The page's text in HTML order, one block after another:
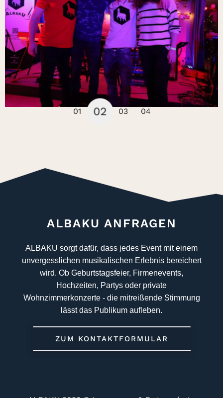
ALBAKU ANFRAGEN
ALBAKU sorgt dafür, dass jedes Event mit einem
unvergesslichen musikalischen Erlebnis bereichert
wird. Ob Geburtstagsfeier, Firmenevents,
Hochzeiten, Partys oder private
Wohnzimmerkonzerte - die mitreißende Stimmung
lässt das Publikum aufleben.
ZUM KONTAKTFORMULAR